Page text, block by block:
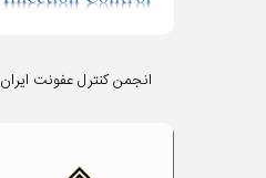
انجمن کنترل عفونت ایران